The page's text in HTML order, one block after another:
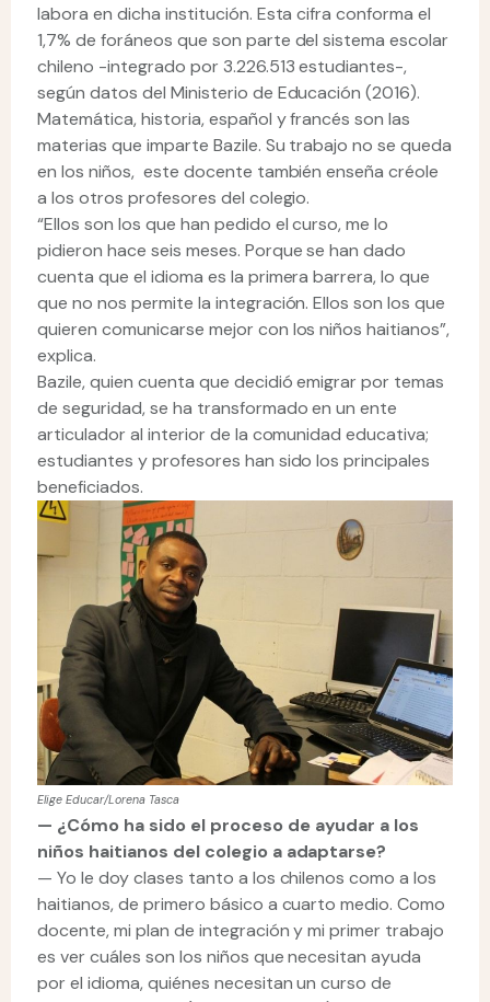
labora en dicha institución. Esta cifra conforma el
1,7% de foráneos que son parte del sistema escolar
chileno -integrado por 3.226.513 estudiantes-,
según datos del Ministerio de Educación (2016).
Matemática, historia, español y francés son las
materias que imparte Bazile. Su trabajo no se queda
en los niños, este docente también enseña créole
a los otros profesores del colegio.
“Ellos son los que han pedido el curso, me lo
pidieron hace seis meses. Porque se han dado
cuenta que el idioma es la primera barrera, lo que
que no nos permite la integración. Ellos son los que
quieren comunicarse mejor con los niños haitianos”,
explica.
Bazile, quien cuenta que decidió emigrar por temas
de seguridad, se ha transformado en un ente
articulador al interior de la comunidad educativa;
estudiantes y profesores han sido los principales
beneficiados.
Elige Educar/Lorena Tasca
— ¿Cómo ha sido el proceso de ayudar a los
niños haitianos del colegio a adaptarse?
— Yo le doy clases tanto a los chilenos como a los
haitianos, de primero básico a cuarto medio. Como
docente, mi plan de integración y mi primer trabajo
es ver cuáles son los niños que necesitan ayuda
por el idioma, quiénes necesitan un curso de